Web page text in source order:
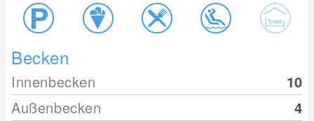
Becken
Innenbecken
10
Außenbecken
4